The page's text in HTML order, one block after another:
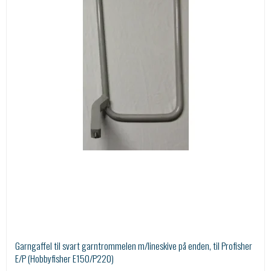
Garngaffel til svart garntrommelen m/lineskive på enden, til Profisher
E/P (Hobbyfisher E150/P220)